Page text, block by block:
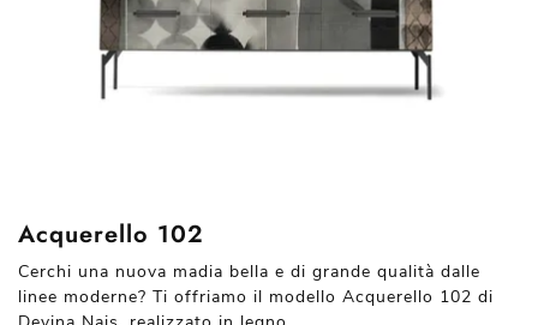
Acquerello 102
Cerchi una nuova madia bella e di grande qualità dalle
linee moderne? Ti offriamo il modello Acquerello 102 di